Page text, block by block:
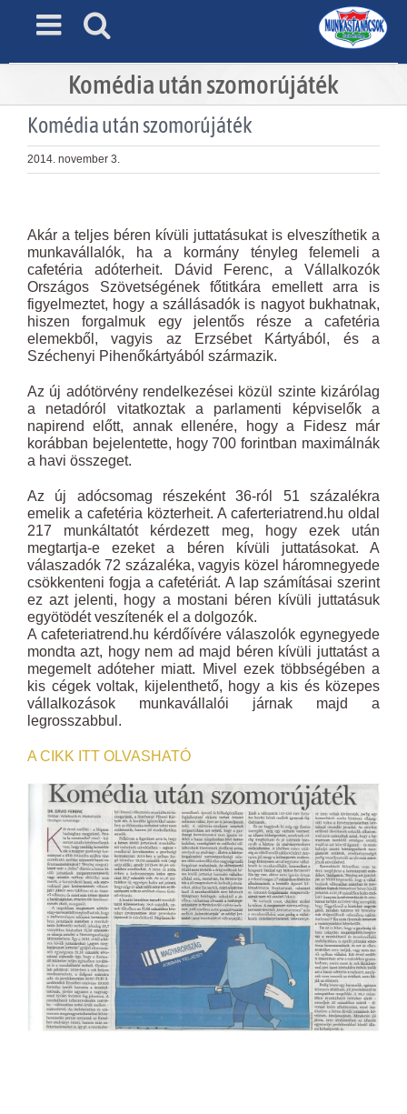
Komédia után szomorújáték
Komédia után szomorújáték
2014. november 3.
Image
Akár a teljes béren kívüli juttatásukat is elveszíthetik a
munkavállalók, ha a kormány tényleg felemeli a
cafetéria adóterheit. Dávid Ferenc, a Vállalkozók
Országos Szövetségének főtitkára emellett arra is
figyelmeztet, hogy a szállásadók is nagyot bukhatnak,
hiszen forgalmuk egy jelentős része a cafetéria
elemekből, vagyis az Erzsébet Kártyából, és a
Széchenyi Pihenőkártyából származik.
Az új adótörvény rendelkezései közül szinte kizárólag
a netadóról vitatkoztak a parlamenti képviselők a
napirend előtt, annak ellenére, hogy a Fidesz már
korábban bejelentette, hogy 700 forintban maximálnák
a havi összeget.
Az új adócsomag részeként 36-ról 51 százalékra
emelik a cafetéria közterheit. A caferteriatrend.hu oldal
217 munkáltatót kérdezett meg, hogy ezek után
megtartja-e ezeket a béren kívüli juttatásokat. A
válaszadók 72 százaléka, vagyis közel háromnegyede
csökkenteni fogja a cafetériát. A lap számításai szerint
ez azt jelenti, hogy a mostani béren kívüli juttatásuk
egyötödét veszítenék el a dolgozók.
A cafeteriatrend.hu kérdőívére válaszolók egynegyede
mondta azt, hogy nem ad majd béren kívüli juttatást a
megemelt adóteher miatt. Mivel ezek többségében a
kis cégek voltak, kijelenthető, hogy a kis és közepes
vállalkozások munkavállalói járnak majd a
legrosszabbul.
A CIKK ITT OLVASHATÓ